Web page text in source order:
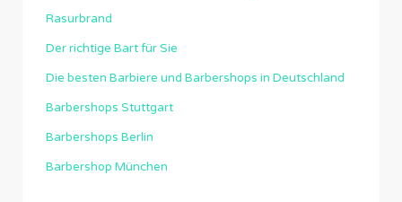
Rasurbrand
Der richtige Bart für Sie
Die besten Barbiere und Barbershops in Deutschland
Barbershops Stuttgart
Barbershops Berlin
Barbershop München